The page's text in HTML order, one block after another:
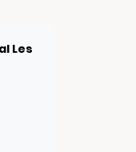
Les